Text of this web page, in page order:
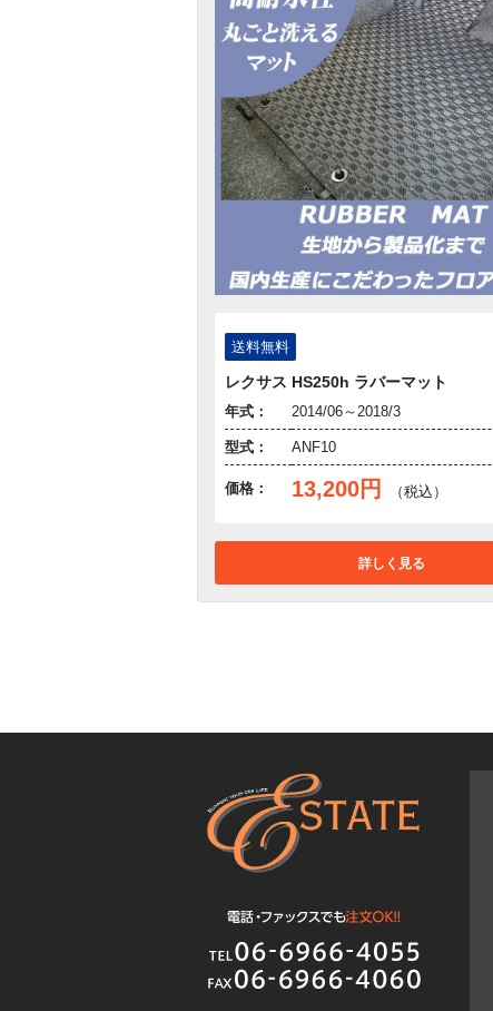
送料無料
レクサス HS250h ラバーマット
年式： 2014/06～2018/3
型式： ANF10
価格： 13,200円 （税込）
詳しく見る